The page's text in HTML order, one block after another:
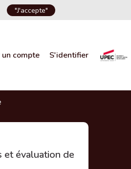
externe)
"J'accepte"
Choose language
un compte S'identifier
et évaluation de